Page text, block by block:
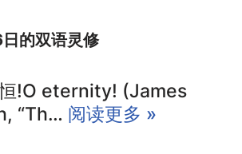
的双语灵修
!O eternity! (James
“Th… 阅读更多 »